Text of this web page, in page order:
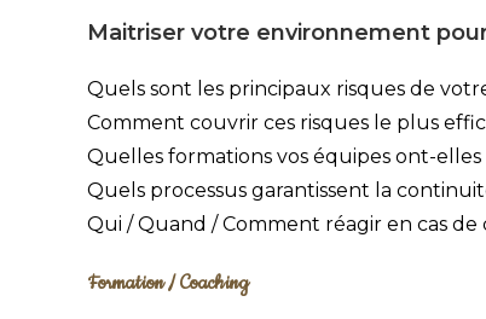
Maitriser votre environnement
Quels sont les principaux risques de
Comment couvrir ces risques le plus
Quelles formations vos équipes ont-elles
Quels processus garantissent la
Qui / Quand / Comment réagir en cas de
Formation / Coaching